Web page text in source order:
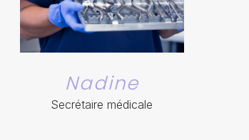
Nadine
Secrétaire médicale